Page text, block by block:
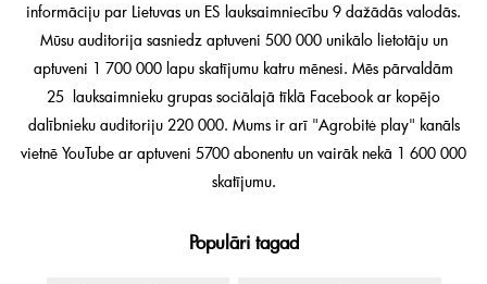
informāciju par Lietuvas un ES lauksaimniecību 9 dažādās valodās.
Mūsu auditorija sasniedz aptuveni 500 000 unikālo lietotāju un
aptuveni 1 700 000 lapu skatījumu katru mēnesi. Mēs pārvaldām
25 lauksaimnieku grupas sociālajā tīklā Facebook ar kopējo
dalībnieku auditoriju 220 000. Mums ir arī "Agrobitė play" kanāls
vietnē YouTube ar aptuveni 5700 abonentu un vairāk nekā 1 600 000
skatījumu.
Populāri tagad